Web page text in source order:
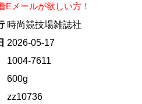
Eメールが欲しい方！
時尚競技場雑誌社
2026-05-17
1004-7611
600g
zz10736